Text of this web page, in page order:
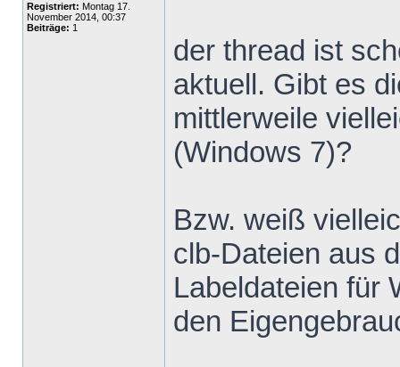
Registriert: Montag 17.
November 2014, 00:37
Beiträge: 1
der thread ist
aktuell. Gibt es
mittlerweile
(Windows 7)?
Bzw. weiß
clb-Dateien aus
Labeldateien für
den